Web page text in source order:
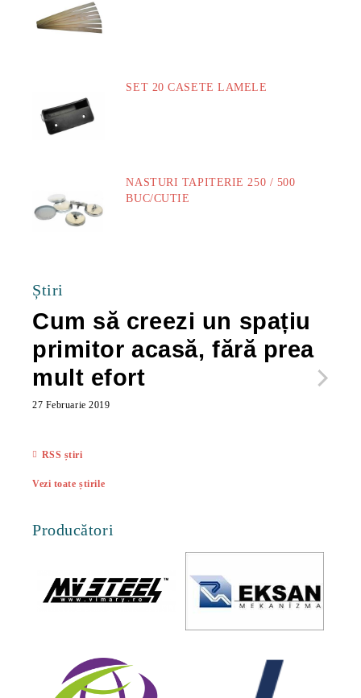
SET 20 CASETE LAMELE
NASTURI TAPITERIE 250 / 500
BUC/CUTIE
Știri
Cum să creezi un spațiu
primitor acasă, fără prea
mult efort
27 Februarie 2019
RSS știri
Vezi toate știrile
Producători